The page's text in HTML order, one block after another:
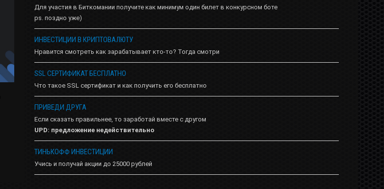
Для участия в Биткомании получите как минимум один билет в конкурсном боте
ps. поздно уже)
ИНВЕСТИЦИИ В КРИПТОВАЛЮТУ
Нравится смотреть как зарабатывает кто-то? Тогда смотри
SSL СЕРТИФИКАТ БЕСПЛАТНО
Что такое SSL сертификат и как получить его бесплатно
ПРИВЕДИ ДРУГА
Если сказать правильнее, то заработай вместе с другом
UPD: предложение недействительно
ТИНЬКОФФ ИНВЕСТИЦИИ
Учись и получай акции до 25000 рублей